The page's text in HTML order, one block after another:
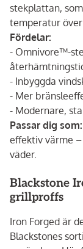
stekplattan,
temperatur
Fördelar:
- Omnivore™-
- Inbyggda
- Mer
- Modernare,
Passar dig som:
effektiv värme
väder.
Blackstone
grillproffs
Iron Forged är
Blackstones